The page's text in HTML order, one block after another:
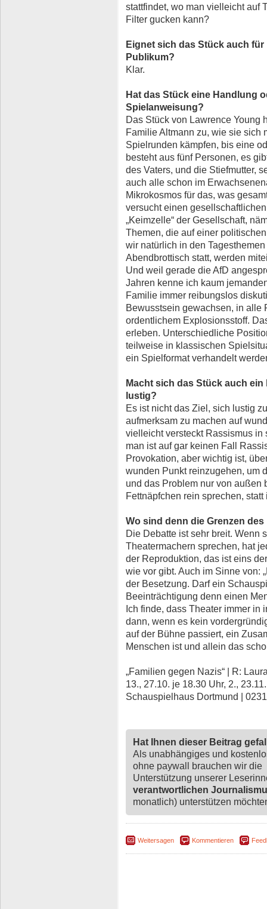
stattfindet, wo man vielleicht auf
Filter gucken kann?
Eignet sich das Stück auch
Publikum?
Klar.
Hat das Stück eine Handlung
Spielanweisung?
Das Stück von Lawrence Young
Familie Altmann zu, wie sie sich
Spielrunden kämpfen, bis eine
besteht aus fünf Personen, es
des Vaters, und die Stiefmutter,
auch alle schon im
Mikrokosmos für das, was
versucht einen
„Keimzelle“ der Gesellschaft,
Themen, die auf einer
wir natürlich in den
Abendbrottisch statt, werden
Und weil gerade die AfD
Jahren kenne ich kaum
Familie immer reibungslos
Bewusstsein gewachsen, in alle
ordentlichem Explosionsstoff.
erleben. Unterschiedliche
teilweise in klassischen
ein Spielformat verhandelt
Macht sich das Stück auch
lustig?
Es ist nicht das Ziel, sich lustig
aufmerksam zu machen auf
vielleicht versteckt Rassismus in
man ist auf gar keinen Fall
Provokation, aber wichtig ist,
wunden Punkt reinzugehen, um
und das Problem nur von außen
Fettnäpfchen rein sprechen,
Wo sind denn die Grenzen
Die Debatte ist sehr breit. Wenn
Theatermachern sprechen, hat
der Reproduktion, das ist eins
wie vor gibt. Auch im Sinne von:
der Besetzung. Darf ein
Beeinträchtigung denn einen
Ich finde, dass Theater immer in
dann, wenn es kein
auf der Bühne passiert, ein
Menschen ist und allein das
„Familien gegen Nazis“ | R:
13., 27.10. je 18.30 Uhr, 2.,
Schauspielhaus Dortmund |
Hat Ihnen dieser Beitrag
Als unabhängiges und
ohne paywall brauchen wir die
Unterstützung unserer
verantwortlichen
monatlich) unterstützen
Weitersagen Kommentieren